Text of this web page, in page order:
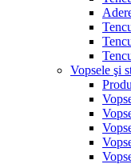
Vopsele şi